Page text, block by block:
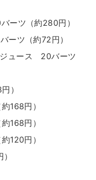
ーツ（約280円）
ーツ（約72円）
ジュース 20バーツ
）
168円）
168円）
120円）